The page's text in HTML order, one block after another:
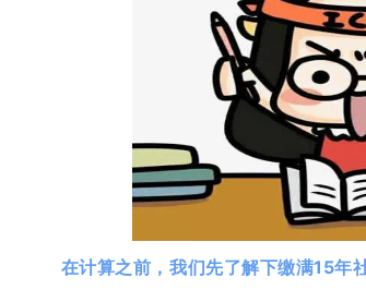
在计算之前，我们先了解下缴满15年